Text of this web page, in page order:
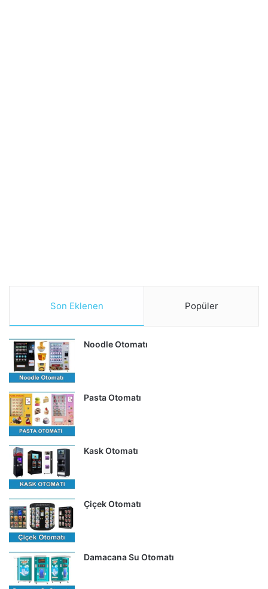
Son Eklenen Popüler
Noodle Otomatı
Pasta Otomatı
Kask Otomatı
Çiçek Otomatı
Damacana Su Otomatı